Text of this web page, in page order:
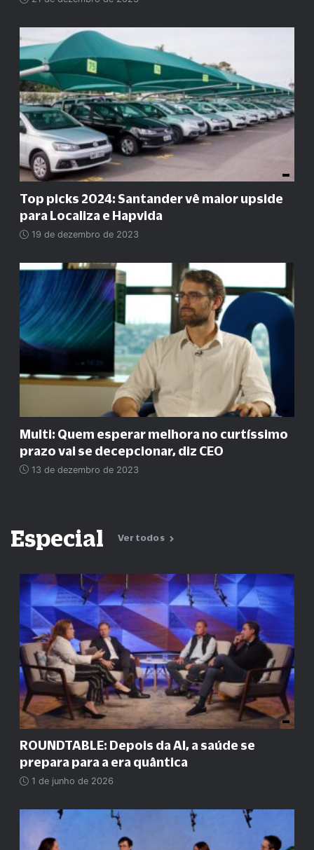
Top picks 2024: Santander vê maior upside
para Localiza e Hapvida
19 de dezembro de 2023
Multi: Quem esperar melhora no curtíssimo
prazo vai se decepcionar, diz CEO
13 de dezembro de 2023
Especial Ver todos
ROUNDTABLE: Depois da AI, a saúde se
prepara para a era quântica
1 de junho de 2026